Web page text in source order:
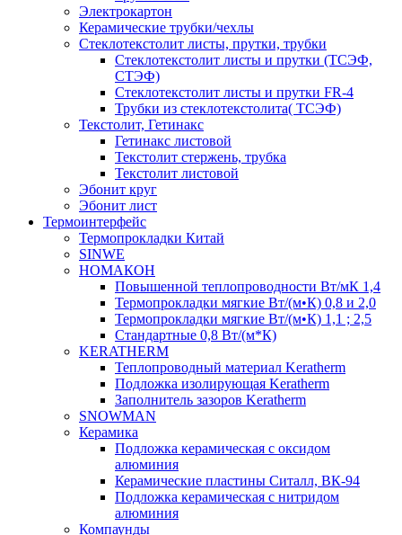
Электрокартон
Керамические трубки/чехлы
Cтеклотекстолит листы, прутки, трубки
Стеклотекстолит листы и прутки (ТСЭФ,
СТЭФ)
Стеклотекстолит листы и прутки FR-4
Трубки из стеклотекстолита( ТСЭФ)
Текстолит, Гетинакс
Гетинакс листовой
Текстолит стержень, трубка
Текстолит листовой
Эбонит круг
Эбонит лист
Термоинтерфейс
Термопрокладки Китай
SINWE
НОМАКОН
Повышенной теплопроводности Вт/мК 1,4
Термопрокладки мягкие Вт/(м•К) 0,8 и 2,0
Термопрокладки мягкие Вт/(м•К) 1,1 ; 2,5
Стандартные 0,8 Вт/(м*К)
KERATHERM
Теплопроводный материал Keratherm
Подложка изолирующая Keratherm
Заполнитель зазоров Keratherm
SNOWMAN
Керамика
Подложка керамическая с оксидом
алюминия
Керамические пластины Ситалл, ВК-94
Подложка керамическая с нитридом
алюминия
Компаунды